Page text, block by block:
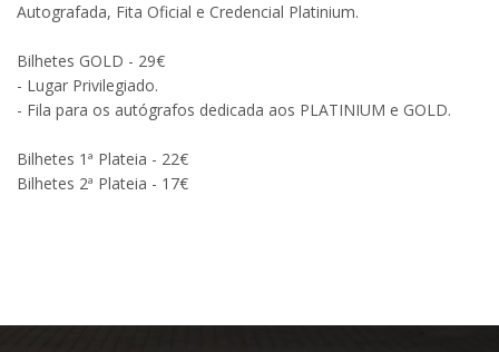
Autografada, Fita Oficial e Credencial Platinium.
Bilhetes GOLD - 29€
- Lugar Privilegiado.
- Fila para os autógrafos dedicada aos PLATINIUM e GOLD.
Bilhetes 1ª Plateia - 22€
Bilhetes 2ª Plateia - 17€